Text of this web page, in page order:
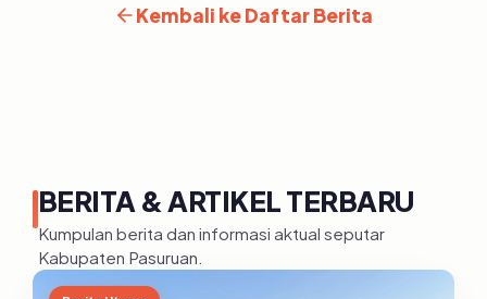
Kembali ke Daftar Berita
BERITA & ARTIKEL TERBARU
Kumpulan berita dan informasi aktual seputar
Kabupaten Pasuruan.